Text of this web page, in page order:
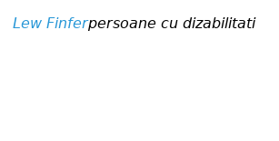
Lew Finferpersoane cu dizabilitati